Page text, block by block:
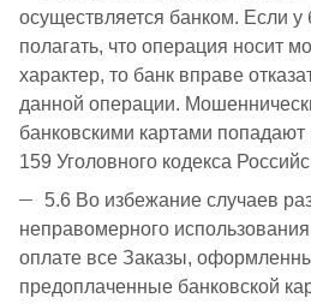
осуществляется банком. Если у
полагать, что операция носит
характер, то банк вправе
данной операции.
банковскими картами попадают
159 Уголовного кодекса
5.6 Во избежание случаев
неправомерного
оплате все Заказы,
предоплаченные банковской